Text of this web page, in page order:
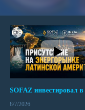
8/7/2026